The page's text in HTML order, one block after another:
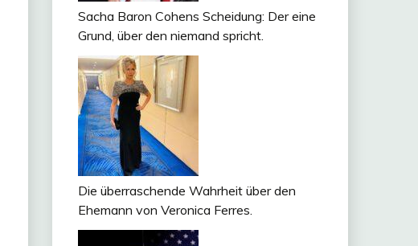
Sacha Baron Cohens Scheidung: Der eine
Grund, über den niemand spricht.
Die überraschende Wahrheit über den
Ehemann von Veronica Ferres.